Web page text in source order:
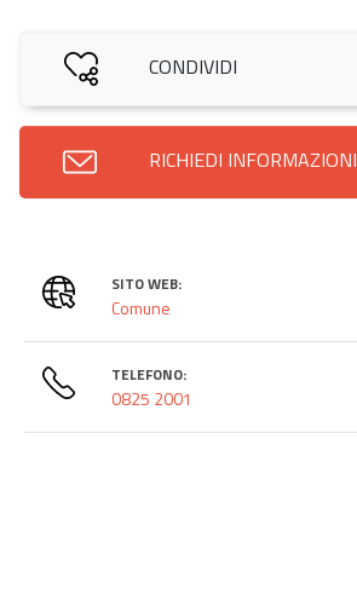
CONDIVIDI
RICHIEDI INFORMAZIONI
SITO WEB:
Comune
TELEFONO:
0825 2001